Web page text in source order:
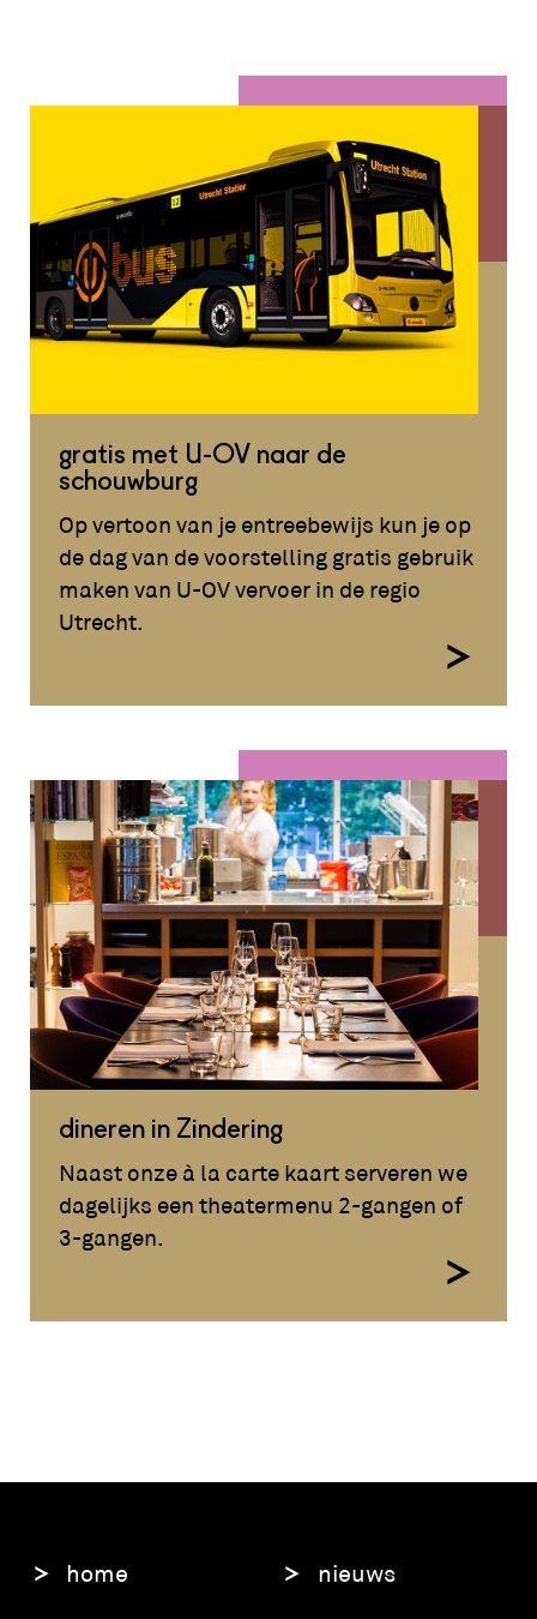
gratis met U-OV naar de
schouwburg
Op vertoon van je entreebewijs kun je op
de dag van de voorstelling gratis gebruik
maken van U-OV vervoer in de regio
Utrecht.
dineren in Zindering
Naast onze à la carte kaart serveren we
dagelijks een theatermenu 2-gangen of
3-gangen.
home nieuws